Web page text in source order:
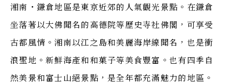
湘南・鎌倉地區是東京近郊的人氣觀光景點。在鎌倉
坐落著以大佛聞名的高德院等歷史寺社佛閣，可享受
古都風情。湘南以江之島和美麗海岸線聞名，也是衝
浪聖地。新鮮海產和和菓子等美食豐富。也有四季自
然美景和富士山絕景點，是全年都充滿魅力的地區。